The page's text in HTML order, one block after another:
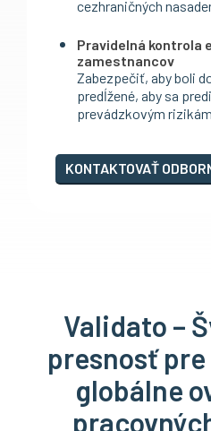
cezhraničných
Pravidelná kontrola
zamestnancov
Zabezpečiť, aby boli
predĺžené, aby sa
prevádzkovým
KONTAKTOVAŤ
Validato –
presnosť
globálne